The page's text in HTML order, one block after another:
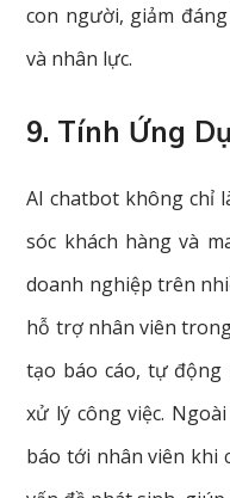
con người, giảm
và nhân lực.
9. Tính Ứng
AI chatbot không chỉ
sóc khách hàng và
doanh nghiệp trên
hỗ trợ nhân viên
tạo báo cáo, tự
xử lý công việc.
báo tới nhân viên khi